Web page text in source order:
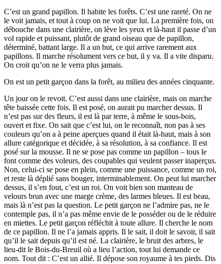
C’est un grand papillon. Il habite les forêts. C’est une rareté. On ne
le voit jamais, et tout à coup on ne voit que lui. La première fois, on
débouche dans une clairière, on lève les yeux et là-haut il passe d’un
vol rapide et puissant, plutôt de grand oiseau que de papillon,
déterminé, battant large. Il a un but, ce qui arrive rarement aux
papillons. Il marche résolument vers ce but, il y va. Il a vite disparu.
On croit qu’on ne le verra plus jamais.
On est un petit garçon dans la forêt, au milieu des années cinquante.
Un jour on le revoit. C’est aussi dans une clairière, mais on marche
tête baissée cette fois. Il est posé, on aurait pu marcher dessus. Il
n’est pas sur des fleurs, il est là par terre, à même le sous-bois,
ouvert et fixe. On sait que c’est lui, on le reconnaît, non pas à ses
couleurs qu’on a à peine aperçues quand il était là-haut, mais à son
allure catégorique et décidée, à sa résolution, à sa confiance. Il est
posé sur la mousse. Il ne se pose pas comme un papillon – tous le
font comme des voleurs, des coupables qui veulent passer inaperçus.
Non, celui-ci se pose en plein, comme une puissance, comme un roi,
et reste là déplié sans bouger, interminablement. On peut lui marcher
dessus, il s’en fout, c’est un roi. On voit bien son manteau de
velours brun avec une marge crème, des larmes bleues. Il est beau,
mais là n’est pas la question. Le petit garçon ne l’admire pas, ne le
contemple pas, il n’a pas même envie de le posséder ou de le réduire
en miettes. Le petit garçon réfléchit à toute allure. Il cherche le nom
de ce papillon. Il ne l’a jamais appris. Il le sait, il doit le savoir, il sait
qu’il le sait depuis qu’il est né. La clairière, le bruit des arbres, le
lieu-dit le Bois-du-Breuil où a lieu l’action, tout lui demande ce
nom. Tout dit : C’est un allié. Il dépose son royaume à tes pieds. Dis